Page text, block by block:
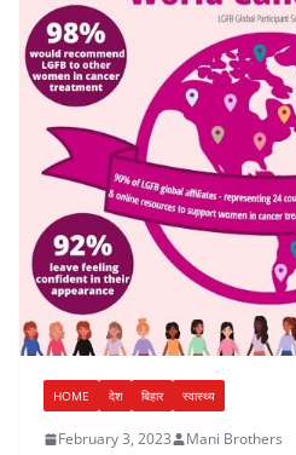
HOME देश बिहार स्वास्थ्य
February 3, 2023 Mani Brothers